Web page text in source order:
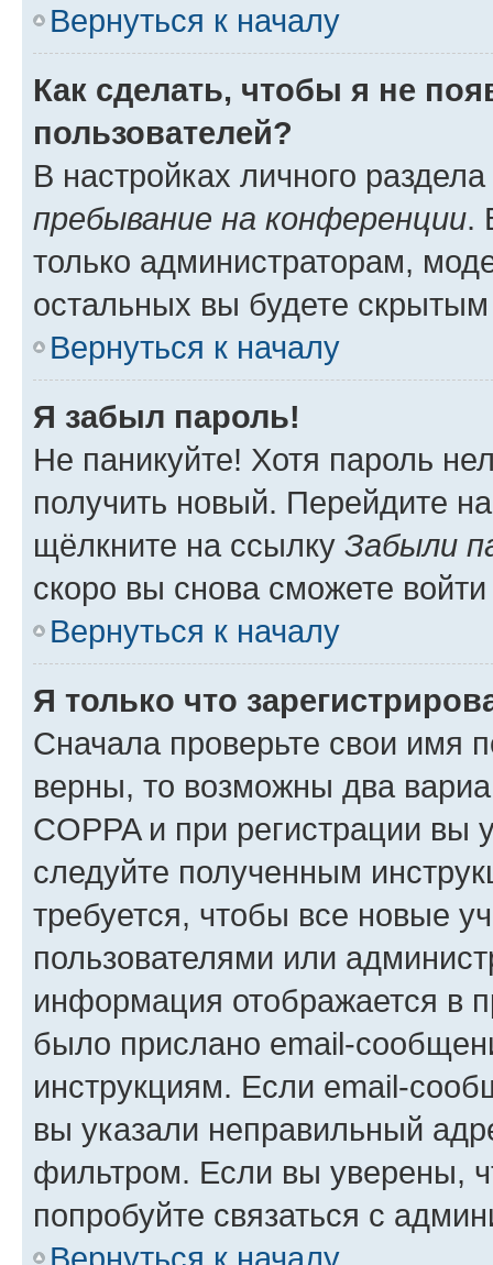
Вернуться к началу
Как сделать, чтобы я не
пользователей?
В настройках личного
пребывание на конференции.
только администраторам,
остальных вы будете
Вернуться к началу
Я забыл пароль!
Не паникуйте! Хотя пароль
получить новый. Перейдите
щёлкните на ссылку Забыли
скоро вы снова сможете
Вернуться к началу
Я только что
Сначала проверьте свои имя
верны, то возможны два
COPPA и при регистрации вы
следуйте полученным
требуется, чтобы все новые
пользователями или
информация отображается в
было прислано email-
инструкциям. Если email-
вы указали неправильный
фильтром. Если вы уверены,
попробуйте связаться с
Вернуться к началу